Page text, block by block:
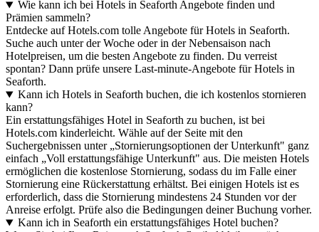
Wie kann ich bei Hotels in Seaforth Angebote finden und
Prämien sammeln?
Entdecke auf Hotels.com tolle Angebote für Hotels in Seaforth.
Suche auch unter der Woche oder in der Nebensaison nach
Hotelpreisen, um die besten Angebote zu finden. Du verreist
spontan? Dann prüfe unsere Last-minute-Angebote für Hotels in
Seaforth.
Kann ich Hotels in Seaforth buchen, die ich kostenlos stornieren
kann?
Ein erstattungsfähiges Hotel in Seaforth zu buchen, ist bei
Hotels.com kinderleicht. Wähle auf der Seite mit den
Suchergebnissen unter „Stornierungsoptionen der Unterkunft" ganz
einfach „Voll erstattungsfähige Unterkunft" aus. Die meisten Hotels
ermöglichen die kostenlose Stornierung, sodass du im Falle einer
Stornierung eine Rückerstattung erhältst. Bei einigen Hotels ist es
erforderlich, dass die Stornierung mindestens 24 Stunden vor der
Anreise erfolgt. Prüfe also die Bedingungen deiner Buchung vorher.
Kann ich in Seaforth ein erstattungsfähiges Hotel buchen?